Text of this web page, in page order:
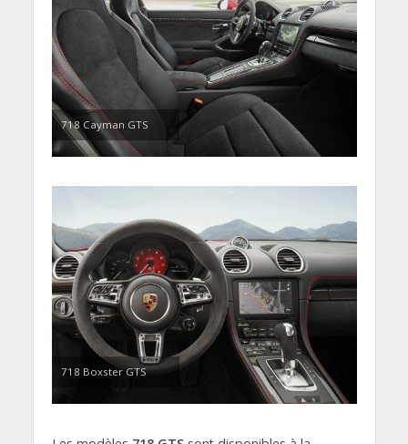
718 Cayman GTS
718 Boxster GTS